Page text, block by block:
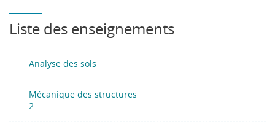
Liste des enseignements
Analyse des sols
Mécanique des structures
2